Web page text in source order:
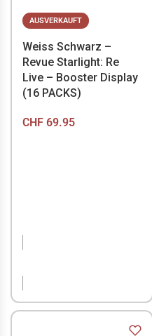
AUSVERKAUFT
Weiss Schwarz –
Revue Starlight: Re
Live – Booster Display
(16 PACKS)
CHF 69.95